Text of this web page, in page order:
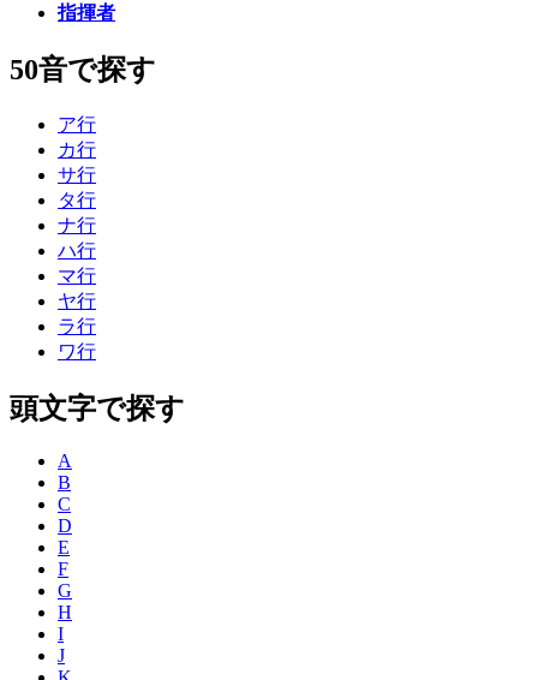
指揮者
50音で探す
ア行
カ行
サ行
タ行
ナ行
ハ行
マ行
ヤ行
ラ行
ワ行
頭文字で探す
A
B
C
D
E
F
G
H
I
J